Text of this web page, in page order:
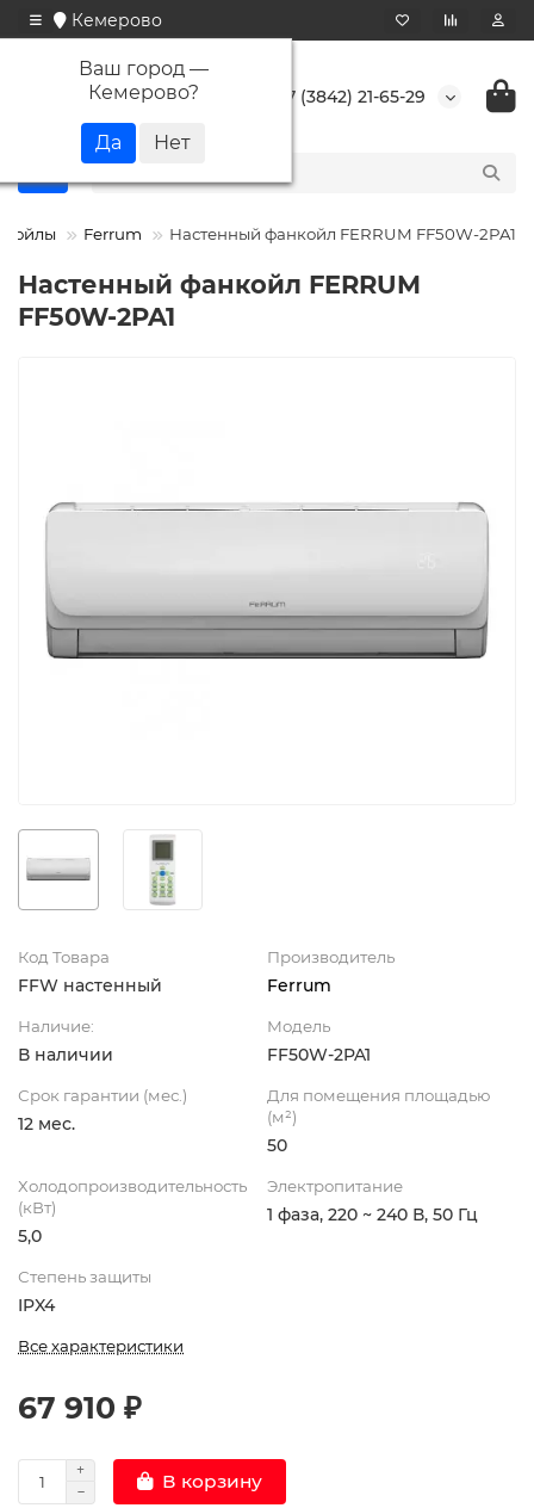
Кемерово
Ваш город —
Кемерово? +7 (3842) 21-65-29
Ferrum Настенный фанкойл FERRUM FF50W-2PA1
Настенный фанкойл FERRUM
FF50W-2PA1
Код Товара
FFW настенный
Производитель
Ferrum
Наличие:
В наличии
Модель
FF50W-2PA1
Срок гарантии (мес.)
12 мес.
Для помещения площадью
(м²)
50
Холодопроизводительность
(кВт)
5,0
Электропитание
1 фаза, 220 ~ 240 В, 50 Гц
Степень защиты
IPX4
Все характеристики
67 910 ₽
В корзину